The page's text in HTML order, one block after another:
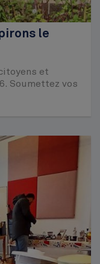
le
et
Soumettez vos